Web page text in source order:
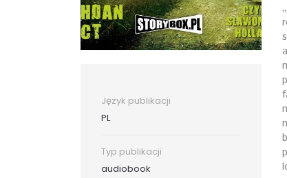
Język publikacji
PL
Typ publikacji
audiobook